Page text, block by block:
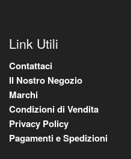
Link Utili
Contattaci
Il Nostro Negozio
Marchi
Condizioni di Vendita
Privacy Policy
Pagamenti e Spedizioni